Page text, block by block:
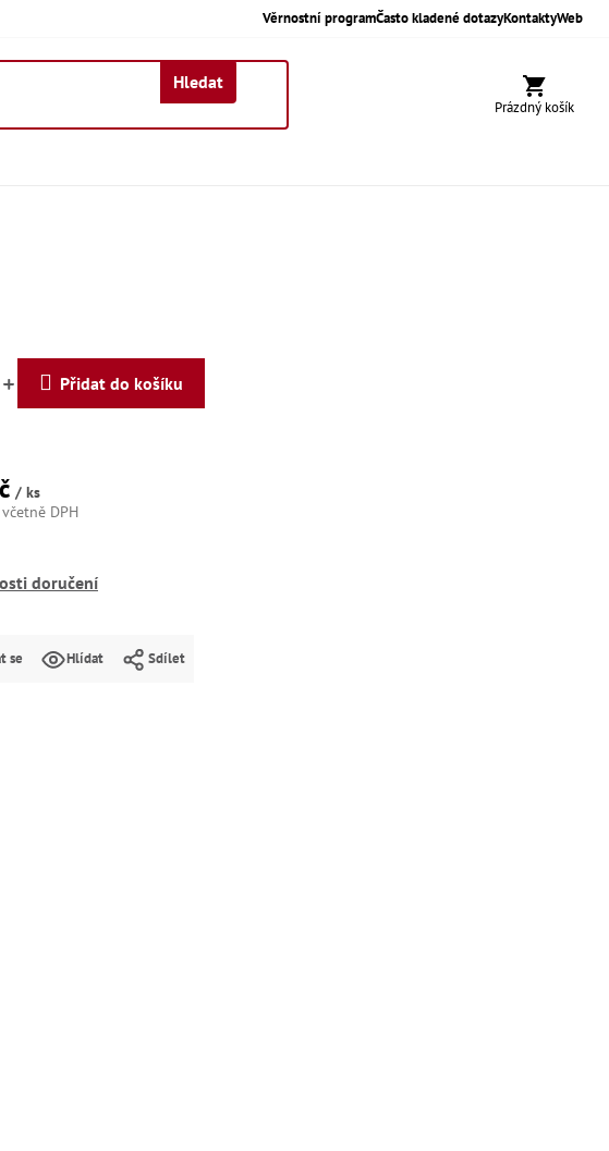
Věrnostní programČasto kladené dotazyKontaktyWeb
Hledat
Nákupní
Prázdný košík
/ ks
DPH
doručení
Přidat do košíku
se Hlídat Sdílet